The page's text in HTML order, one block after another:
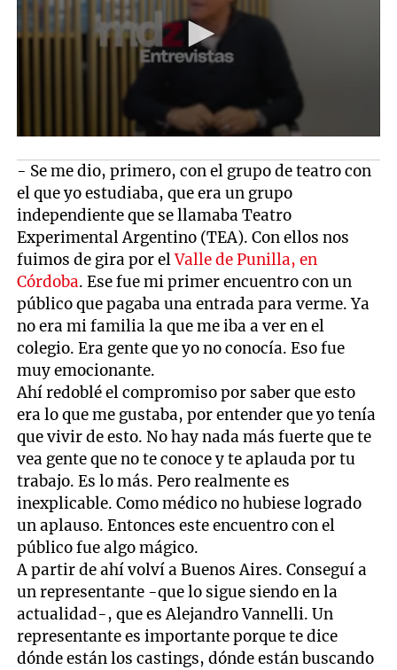
- Se me dio, primero, con el grupo de teatro con
el que yo estudiaba, que era un grupo
independiente que se llamaba Teatro
Experimental Argentino (TEA). Con ellos nos
fuimos de gira por elValle de Punilla, en
Córdoba. Ese fue mi primer encuentro con un
público que pagaba una entrada para verme. Ya
no era mi familia la que me iba a ver en el
colegio. Era gente que yo no conocía. Eso fue
muy emocionante.
Ahí redoblé el compromiso por saber que esto
era lo que me gustaba, por entender que yo tenía
que vivir de esto. No hay nada más fuerte que te
vea gente que no te conoce y te aplauda por tu
trabajo. Es lo más. Pero realmente es
inexplicable. Como médico no hubiese logrado
un aplauso. Entonces este encuentro con el
público fue algo mágico.
A partir de ahí volví a Buenos Aires. Conseguí a
un representante -que lo sigue siendo en la
actualidad-, que es Alejandro Vannelli. Un
representante es importante porque te dice
dónde están los castings, dónde están buscando